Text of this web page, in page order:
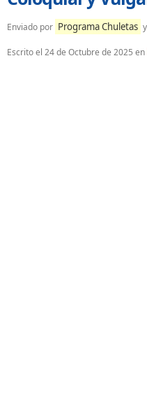
Enviado por Programa Chuletas
Escrito el 24 de Octubre de 2025 en